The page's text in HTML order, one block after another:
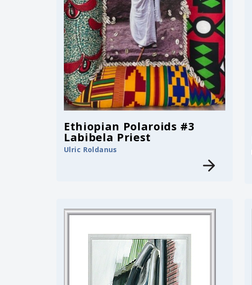
Ethiopian Polaroids #3
Labibela Priest
Ulric Roldanus